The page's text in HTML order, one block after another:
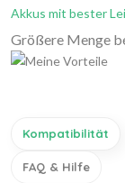
Akkus mit bester
Größere Menge
Kompatibilität
FAQ & Hilfe